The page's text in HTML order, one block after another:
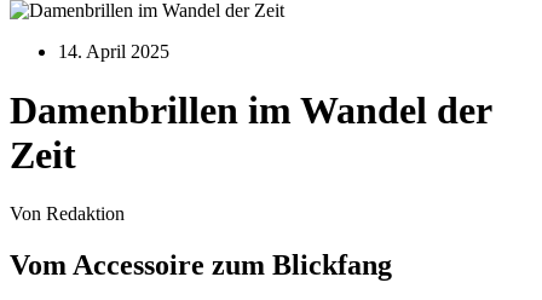
14. April 2025
Damenbrillen im Wandel der
Zeit
Von Redaktion
Vom Accessoire zum Blickfang